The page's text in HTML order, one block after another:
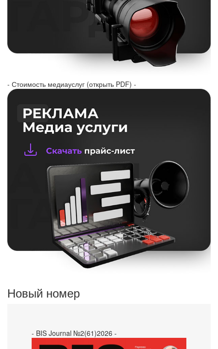
- Стоимость медиауслуг (открыть PDF) -
Новый номер
- BIS Journal №2(61)2026 -